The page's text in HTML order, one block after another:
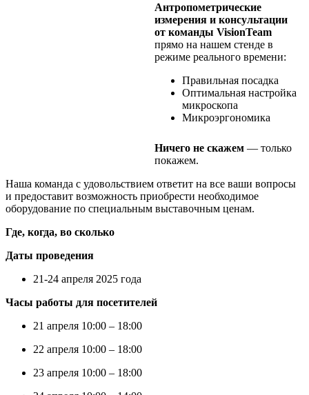
Антропометрические
измерения и консультации
от команды VisionTeam
прямо на нашем стенде в
режиме реального времени:
Правильная посадка
Оптимальная настройка
микроскопа
Микроэргономика
Ничего не скажем — только
покажем.
Наша команда с удовольствием ответит на все ваши вопросы
и предоставит возможность приобрести необходимое
оборудование по специальным выставочным ценам.
Где, когда, во сколько
Даты проведения
21-24 апреля 2025 года
Часы работы для посетителей
21 апреля 10:00 – 18:00
22 апреля 10:00 – 18:00
23 апреля 10:00 – 18:00